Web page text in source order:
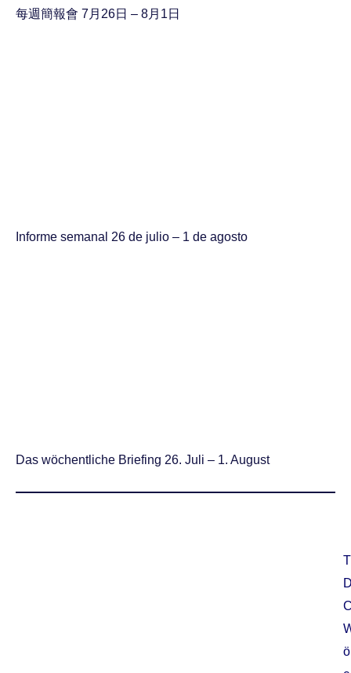
每週簡報會 7月26日 – 8月1日
Informe semanal 26 de julio – 1 de agosto
Das wöchentliche Briefing 26. Juli – 1. August
T
ö